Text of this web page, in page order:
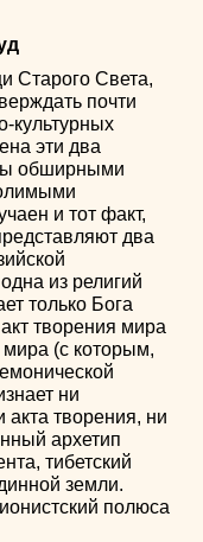
Старого Света,
почти
культурных
эти два
обширными
и тот факт,
два
из религий
только Бога
творения мира
мира (с которым,
ни
акта творения, ни
архетип
тибетский
земли.
полюса